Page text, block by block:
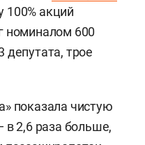
100% акций
номиналом 600
депутата, трое
показала чистую
2,6 раза больше,